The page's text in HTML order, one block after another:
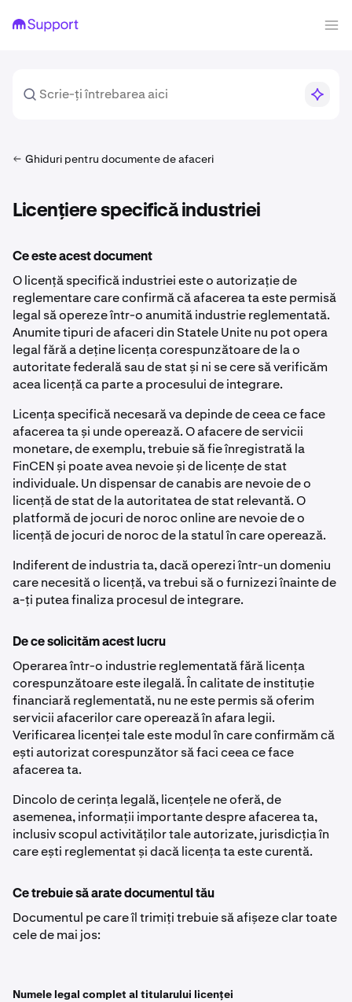
Ghiduri pentru documente de afaceri
Licențiere specifică industriei
Ce este acest document
O licență specifică industriei este o autorizație de
reglementare care confirmă că afacerea ta este permisă
legal să opereze într-o anumită industrie reglementată.
Anumite tipuri de afaceri din Statele Unite nu pot opera
legal fără a deține licența corespunzătoare de la o
autoritate federală sau de stat și ni se cere să verificăm
acea licență ca parte a procesului de integrare.
Licența specifică necesară va depinde de ceea ce face
afacerea ta și unde operează. O afacere de servicii
monetare, de exemplu, trebuie să fie înregistrată la
FinCEN și poate avea nevoie și de licențe de stat
individuale. Un dispensar de canabis are nevoie de o
licență de stat de la autoritatea de stat relevantă. O
platformă de jocuri de noroc online are nevoie de o
licență de jocuri de noroc de la statul în care operează.
Indiferent de industria ta, dacă operezi într-un domeniu
care necesită o licență, va trebui să o furnizezi înainte de
a-ți putea finaliza procesul de integrare.
De ce solicităm acest lucru
Operarea într-o industrie reglementată fără licența
corespunzătoare este ilegală. În calitate de instituție
financiară reglementată, nu ne este permis să oferim
servicii afacerilor care operează în afara legii.
Verificarea licenței tale este modul în care confirmăm că
ești autorizat corespunzător să faci ceea ce face
afacerea ta.
Dincolo de cerința legală, licențele ne oferă, de
asemenea, informații importante despre afacerea ta,
inclusiv scopul activităților tale autorizate, jurisdicția în
care ești reglementat și dacă licența ta este curentă.
Ce trebuie să arate documentul tău
Documentul pe care îl trimiți trebuie să afișeze clar toate
cele de mai jos:
Numele legal complet al titularului licenței